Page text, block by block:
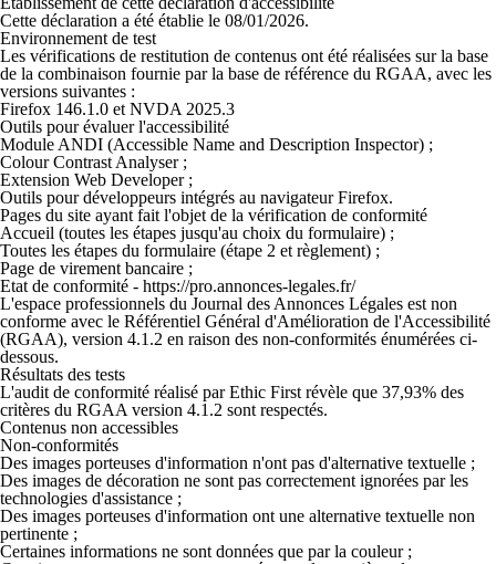
Cette déclaration a été établie le 08/01/2026.
Environnement de test
Les vérifications de restitution de contenus ont été réalisées sur la base
de la combinaison fournie par la base de référence du RGAA, avec les
versions suivantes :
Firefox 146.1.0 et NVDA 2025.3
Outils pour évaluer l'accessibilité
Module ANDI (Accessible Name and Description Inspector) ;
Colour Contrast Analyser;
Extension Web Developer;
Outils pour développeurs intégrés au navigateur Firefox.
Pages du site ayant fait l'objet de la vérification de conformité
Accueil (toutes les étapes jusqu'au choix du formulaire) ;
Toutes les étapes du formulaire (étape 2 et règlement) ;
Page de virement bancaire ;
Etat de conformité - https://pro.annonces-legales.fr/
L'espace professionnels du Journal des Annonces Légales est non
conforme avec le Référentiel Général d'Amélioration de l'Accessibilité
(RGAA), version 4.1.2 en raison des non-conformités énumérées ci-
dessous.
Résultats des tests
L'audit de conformité réalisé par Ethic First révèle que 37,93% des
critères du RGAA version 4.1.2 sont respectés.
Contenus non accessibles
Non-conformités
Des images porteuses d'information n'ont pas d'alternative textuelle ;
Des images de décoration ne sont pas correctement ignorées par les
technologies d'assistance ;
Des images porteuses d'information ont une alternative textuelle non
pertinente ;
Certaines informations ne sont données que par la couleur ;